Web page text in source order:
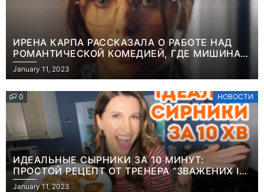
ИРЕНА КАРПА РАССКАЗАЛА О РАБОТЕ НАД
РОМАНТИЧЕСКОЙ КОМЕДИЕЙ, ГДЕ МИШИНА В
РОЛИ МАТЕРИ-ОДИНОЧКИ
January 11, 2023
0 НОВОСТИ
ИДЕАЛЬНЫЕ СЫРНИКИ ЗА 10 МИНУТ:
ПРОСТОЙ РЕЦЕПТ ОТ ТРЕНЕРА “ЗВАЖЕНИХ І
ЩАСЛИВИХ” АНИТЫ ЛУЦЕНКО
January 11, 2023